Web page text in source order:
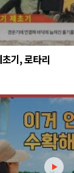
기, 로타리